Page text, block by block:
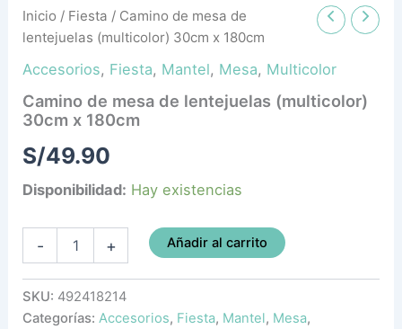
Inicio / Fiesta / Camino de mesa de
lentejuelas (multicolor) 30cm x 180cm
Accesorios, Fiesta, Mantel, Mesa, Multicolor
Camino de mesa de lentejuelas (multicolor)
30cm x 180cm
S/49.90
Disponibilidad: Hay existencias
- + Añadir al carrito
SKU: 492418214
Categorías:Accesorios, Fiesta, Mantel, Mesa,